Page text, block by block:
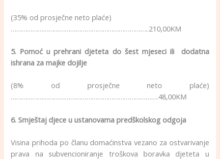
(35% od prosječne neto plaće)
…………………………………………………………………..210,00KM
5. Pomoć u prehrani djeteta do šest mjeseci ili dodatna
ishrana za majke dojilje
(8% od prosječne neto plaće)
……………………………………………………………………….48,00KM
6. Smještaj djece u ustanovama predškolskog odgoja
Visina prihoda po članu domaćinstva vezano za ostvarivanje
prava na subvencioniranje troškova boravka djeteta u